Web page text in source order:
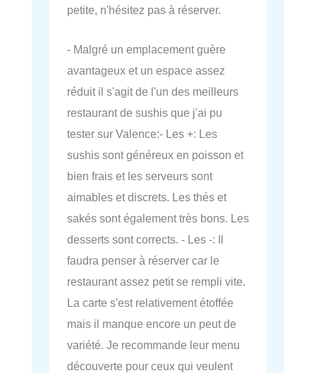
petite, n'hésitez pas à réserver.
- Malgré un emplacement guère
avantageux et un espace assez
réduit il s'agit de l'un des meilleurs
restaurant de sushis que j'ai pu
tester sur Valence:- Les +: Les
sushis sont généreux en poisson et
bien frais et les serveurs sont
aimables et discrets. Les thés et
sakés sont également très bons. Les
desserts sont corrects. - Les -: Il
faudra penser à réserver car le
restaurant assez petit se rempli vite.
La carte s'est relativement étoffée
mais il manque encore un peut de
variété. Je recommande leur menu
découverte pour ceux qui veulent